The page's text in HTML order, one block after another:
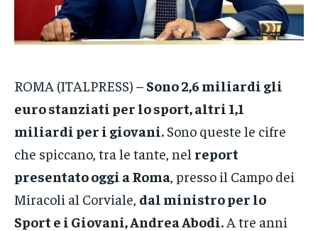
GRUPPO
GRUPPO
GRUPPO
ROMA (ITALPRESS) – Sono 2,6 miliardi gli
euro stanziati per lo sport, altri 1,1
miliardi per i giovani. Sono queste le cifre
che spiccano, tra le tante, nel report
presentato oggi a Roma , presso il Campo dei
Miracoli al Corviale, dal ministro per lo
Sport e i Giovani, Andrea Abodi. A tre anni